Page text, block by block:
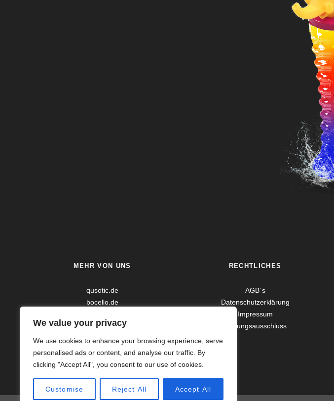
We value your privacy
We use cookies to enhance your browsing experience, serve
personalised ads or content, and analyse our traffic. By
clicking "Accept All", you consent to our use of cookies.
Customise Reject All Accept All
MEHR VON UNS
qusotic.de
bocello.de
Puro Fairtrade Kaffee
RECHTLICHES
AGB´s
Datenschutzerklärung
Impressum
Haftungsausschluss